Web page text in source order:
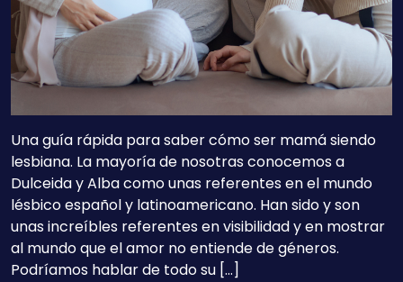
Una guía rápida para saber cómo ser mamá siendo
lesbiana. La mayoría de nosotras conocemos a
Dulceida y Alba como unas referentes en el mundo
lésbico español y latinoamericano. Han sido y son
unas increíbles referentes en visibilidad y en mostrar
al mundo que el amor no entiende de géneros.
Podríamos hablar de todo su […]